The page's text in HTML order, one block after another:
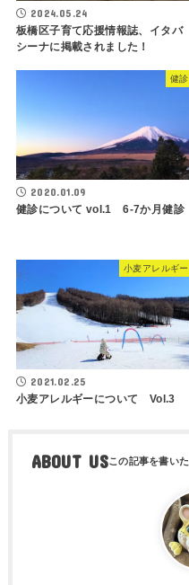
2024.05.24
板橋区子育て応援情報誌、イタバ
シーナに掲載されました！
健診
2020.01.09
健診について vol.1 6-7か月健診
小麦アレルギー
2021.02.25
小麦アレルギーについて Vol.3
ABOUT US